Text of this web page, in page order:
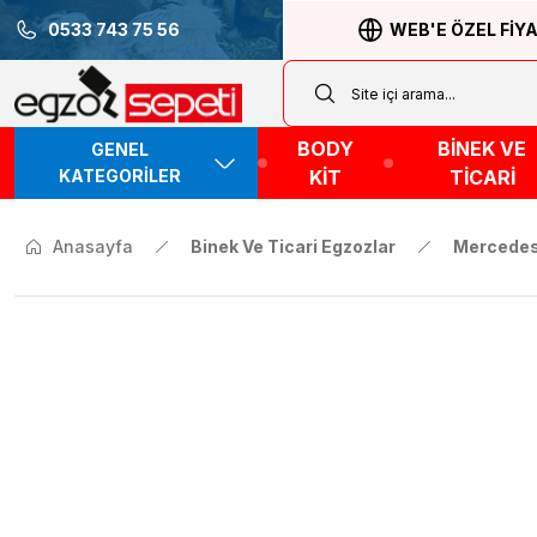
0533 743 75 56 WEB'E ÖZEL
GENEL
KATEGORİLER
BODY
KİT
BİNEK VE
TİCARİ
Anasayfa Binek Ve Ticari Egzozlar